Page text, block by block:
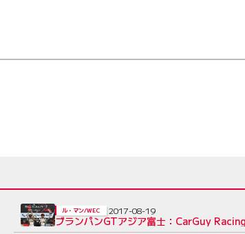
ブランパンGTアジア富士：CarGuy
ル・マン/WEC 2017-08-19